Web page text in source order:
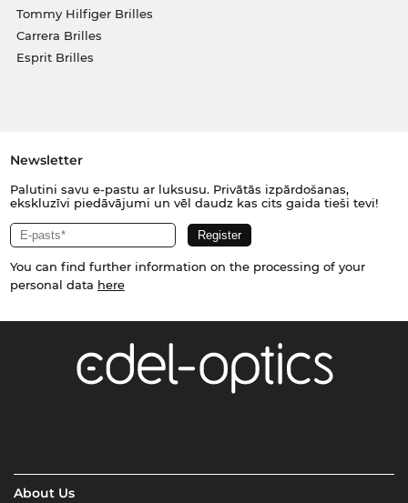
Tommy Hilfiger Brilles
Carrera Brilles
Esprit Brilles
Newsletter
Palutini savu e-pastu ar luksusu. Privātās izpārdošanas,
ekskluzīvi piedāvājumi un vēl daudz kas cits gaida tieši tevi!
You can find further information on the processing of your
personal data here
About Us